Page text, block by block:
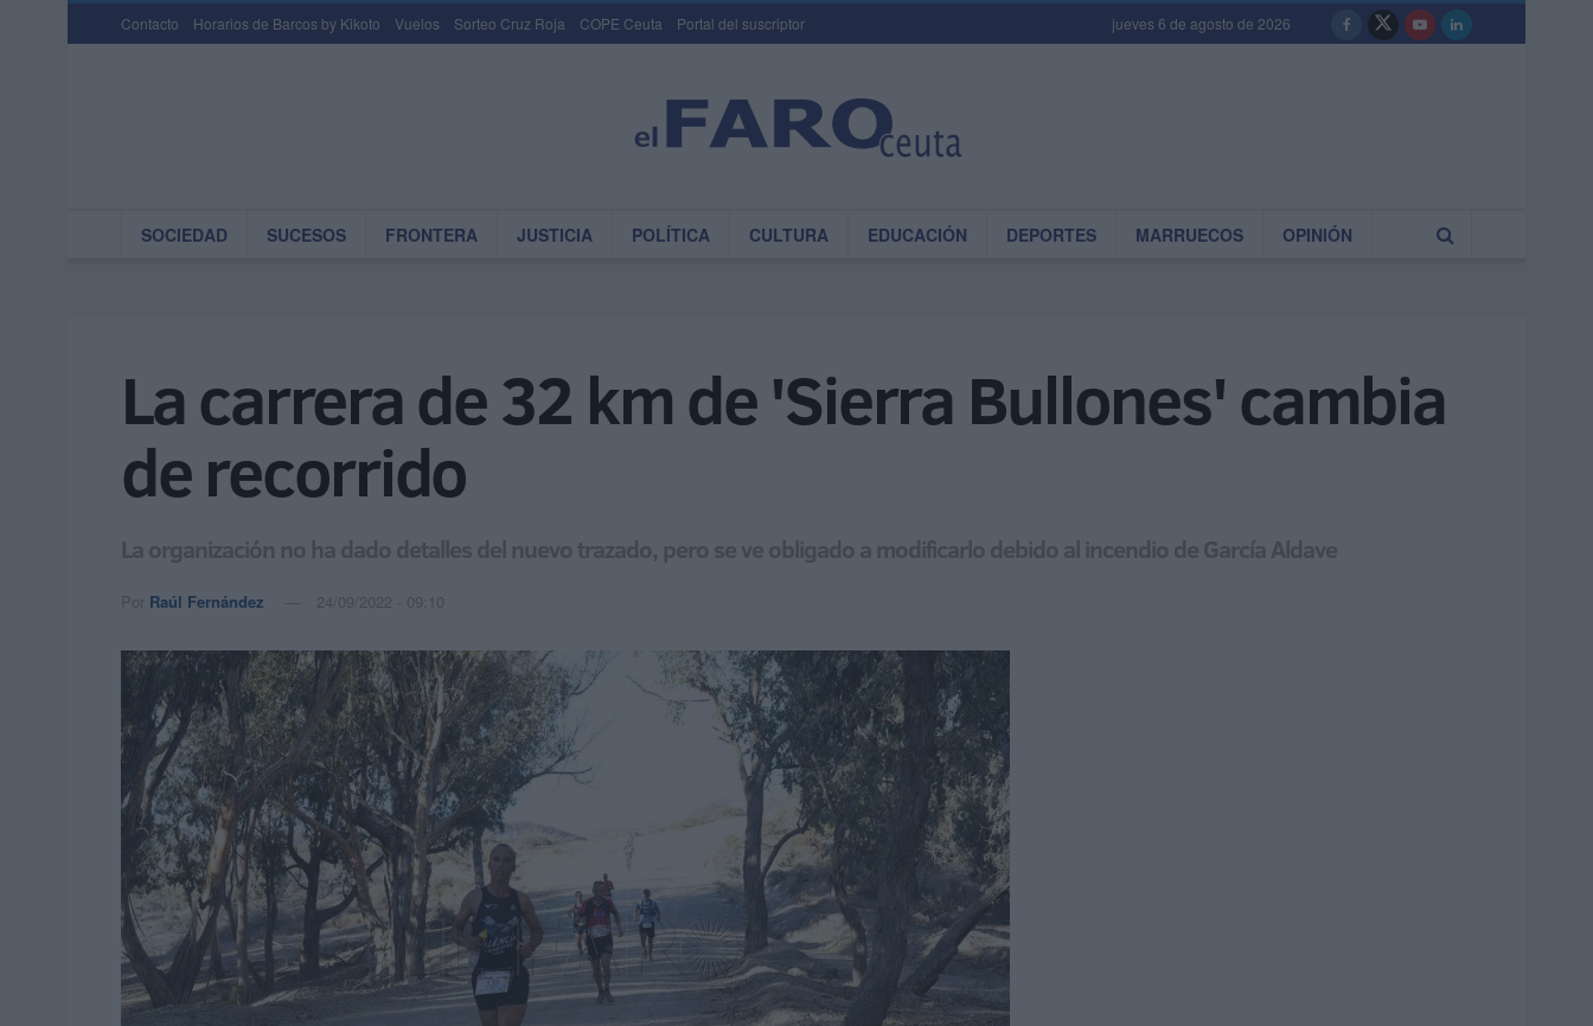
Contacto Horarios de Barcos by Kikoto Vuelos Sorteo Cruz Roja COPE Ceuta Portal del suscriptor jueves 6 de agosto de 2026
SOCIEDAD SUCESOS FRONTERA JUSTICIA POLÍTICA CULTURA EDUCACIÓN DEPORTES MARRUECOS OPINIÓN
La carrera de 32 km de 'Sierra Bullones' cambia
de recorrido
La organización no ha dado detalles del nuevo trazado, pero se ve obligado a modificarlo debido al incendio de García Aldave
Por Raúl Fernández 24/09/2022 - 09:10